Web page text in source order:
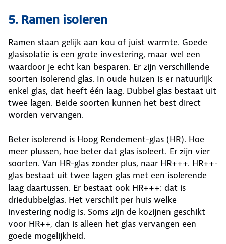
5. Ramen isoleren
Ramen staan gelijk aan kou of juist warmte. Goede
glasisolatie is een grote investering, maar wel een
waardoor je echt kan besparen. Er zijn verschillende
soorten isolerend glas. In oude huizen is er natuurlijk
enkel glas, dat heeft één laag. Dubbel glas bestaat uit
twee lagen. Beide soorten kunnen het best direct
worden vervangen.
Beter isolerend is Hoog Rendement-glas (HR). Hoe
meer plussen, hoe beter dat glas isoleert. Er zijn vier
soorten. Van HR-glas zonder plus, naar HR+++. HR++-
glas bestaat uit twee lagen glas met een isolerende
laag daartussen. Er bestaat ook HR+++: dat is
driedubbelglas. Het verschilt per huis welke
investering nodig is. Soms zijn de kozijnen geschikt
voor HR++, dan is alleen het glas vervangen een
goede mogelijkheid.